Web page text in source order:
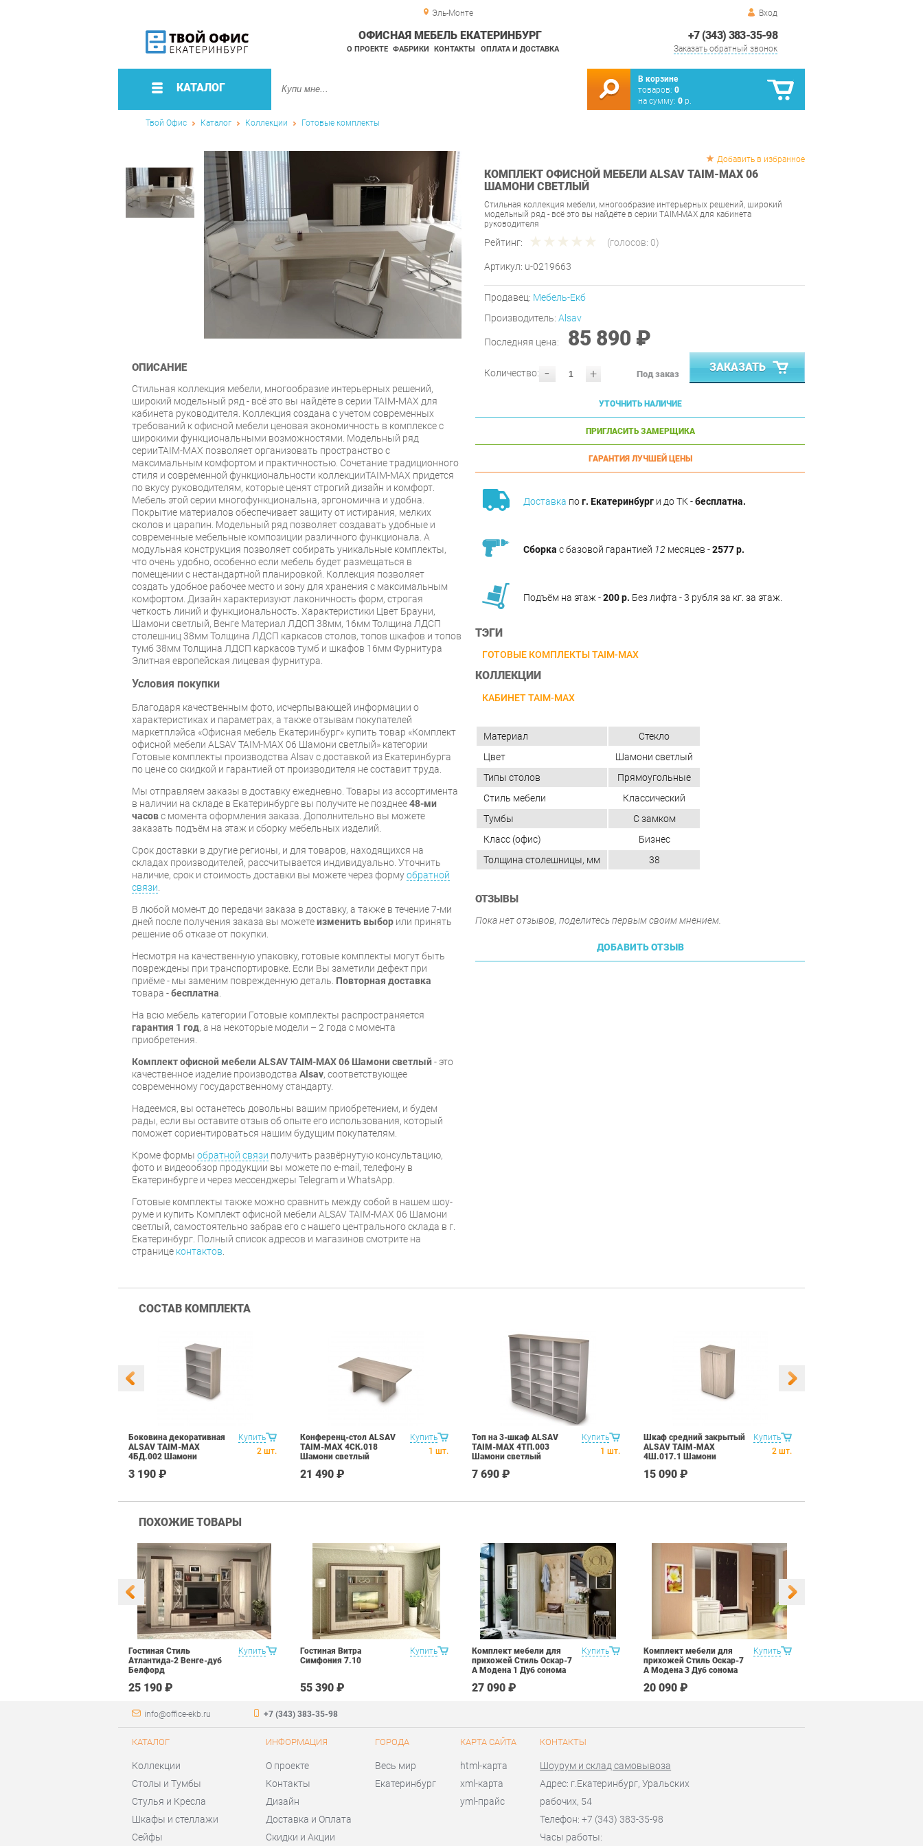
Эль-Монте Вход
+7 (343) 383-35-98
Заказать обратный звонок
ОФИСНАЯ МЕБЕЛЬ ЕКАТЕРИНБУРГ
О ПРОЕКТЕ ФАБРИКИ КОНТАКТЫ ОПЛАТА И ДОСТАВКА
КАТАЛОГ
В корзине
товаров: 0
на сумму: 0 р.
Твой Офис Каталог Коллекции Готовые комплекты
Добавить в избранное
КОМПЛЕКТ ОФИСНОЙ МЕБЕЛИ ALSAV TAIM-MAX 06
ШАМОНИ СВЕТЛЫЙ
Стильная коллекция мебели, многообразие интерьерных решений, широкий
модельный ряд - всё это вы найдёте в серии TAIM-MAX для кабинета
руководителя
Рейтинг: (голосов: 0)
Артикул: u-0219663
Продавец: Мебель-Екб
Производитель: Alsav
Последняя цена: 85 890 ₽
- +
Количество: Под заказ
ЗАКАЗАТЬ
УТОЧНИТЬ НАЛИЧИЕ
ПРИГЛАСИТЬ ЗАМЕРЩИКА
ГАРАНТИЯ ЛУЧШЕЙ ЦЕНЫ
Доставка пог. Екатеринбург и до ТК -бесплатна.
Сборка с базовой гарантией 12 месяцев -2577 р.
Подъём на этаж -200 р. Без лифта - 3 рубля за кг. за этаж.
ТЭГИ
ГОТОВЫЕ КОМПЛЕКТЫ TAIM-MAX
КОЛЛЕКЦИИ
КАБИНЕТ TAIM-MAX
ОПИСАНИЕ
Стильная коллекция мебели, многообразие интерьерных решений,
широкий модельный ряд - всё это вы найдёте в серии TAIM-MAX для
кабинета руководителя. Коллекция создана с учетом современных
требований к офисной мебели ценовая экономичность в комплексе с
широкими функциональными возможностями. Модельный ряд
серииTAIM-MAX позволяет организовать пространство с
максимальным комфортом и практичностью. Сочетание традиционного
стиля и современной функциональности коллекцииTAIM-MAX придется
по вкусу руководителям, которые ценят строгий дизайн и комфорт.
Мебель этой серии многофункциональна, эргономична и удобна.
Покрытие материалов обеспечивает защиту от истирания, мелких
сколов и царапин. Модельный ряд позволяет создавать удобные и
современные мебельные композиции различного функционала. А
модульная конструкция позволяет собирать уникальные комплекты,
что очень удобно, особенно если мебель будет размещаться в
помещении с нестандартной планировкой. Коллекция позволяет
создать удобное рабочее место и зону для хранения с максимальным
комфортом. Дизайн характеризуют лаконичность форм, строгая
четкость линий и функциональность. Характеристики Цвет Брауни,
Шамони светлый, Венге Материал ЛДСП 38мм, 16мм Толщина ЛДСП
столешниц 38мм Толщина ЛДСП каркасов столов, топов шкафов и топов
тумб 38мм Толщина ЛДСП каркасов тумб и шкафов 16мм Фурнитура
Элитная европейская лицевая фурнитура.
Условия покупки
Благодаря качественным фото, исчерпывающей информации о
характеристиках и параметрах, а также отзывам покупателей
маркетплэйса «Офисная мебель Екатеринбург» купить товар «Комплект
офисной мебели ALSAV TAIM-MAX 06 Шамони светлый» категории
Готовые комплекты производства Alsav с доставкой из Екатеринбурга
по цене со скидкой и гарантией от производителя не составит труда.
Мы отправляем заказы в доставку ежедневно. Товары из ассортимента
в наличии на складе в Екатеринбурге вы получите не позднее48-ми
часовс момента оформления заказа. Дополнительно вы можете
заказать подъём на этаж и сборку мебельных изделий.
Срок доставки в другие регионы, и для товаров, находящихся на
складах производителей, рассчитывается индивидуально. Уточнить
наличие, срок и стоимость доставки вы можете через формуобратной
связи.
В любой момент до передачи заказа в доставку, а также в течение 7-ми
дней после получения заказа вы можетеизменить выбор или принять
решение об отказе от покупки.
Несмотря на качественную упаковку, готовые комплекты могут быть
повреждены при транспортировке. Если Вы заметили дефект при
приёме - мы заменим поврежденную деталь. Повторная доставка
товара -бесплатна.
На всю мебель категории Готовые комплекты распространяется
гарантия 1 год, а на некоторые модели – 2 года с момента
приобретения.
Комплект офисной мебели ALSAV TAIM-MAX 06 Шамони светлый- это
качественное изделие производства Alsav, соответствующее
современному государственному стандарту.
Надеемся, вы останетесь довольны вашим приобретением, и будем
рады, если вы оставите отзыв об опыте его использования, который
поможет сориентироваться нашим будущим покупателям.
Кроме формы обратной связи получить развёрнутую консультацию,
фото и видеообзор продукции вы можете по e-mail, телефону в
Екатеринбурге и через мессенджеры Telegram и WhatsApp.
Готовые комплекты также можно сравнить между собой в нашем шоу-
руме и купить Комплект офисной мебели ALSAV TAIM-MAX 06 Шамони
светлый, самостоятельно забрав его с нашего центрального склада в г.
Екатеринбург. Полный список адресов и магазинов смотрите на
странице контактов.
Материал
Стекло
Цвет
Шамони светлый
Типы столов
Прямоугольные
Стиль мебели
Классический
Тумбы
С замком
Класс (офис)
Бизнес
Толщина столешницы, мм
38
ОТЗЫВЫ
Пока нет отзывов, поделитесь первым своим мнением.
ДОБАВИТЬ ОТЗЫВ
СОСТАВ КОМПЛЕКТА
Купить
Боковина декоративная
ALSAV TAIM-MAX
4БД.002 Шамони
3 190 ₽
2 шт.
Купить
Конференц-стол ALSAV
TAIM-MAX 4СК.018
Шамони светлый
21 490 ₽
1 шт.
Купить
Топ на 3-шкаф ALSAV
TAIM-MAX 4ТП.003
Шамони светлый
7 690 ₽
1 шт.
Купить
Шкаф средний закрытый
ALSAV TAIM-MAX
4Ш.017.1 Шамони
15 090 ₽
2 шт.
ПОХОЖИЕ ТОВАРЫ
Купить
Гостиная Стиль
Атлантида-2 Венге-дуб
Белфорд
25 190 ₽
Купить
Гостиная Витра
Симфония 7.10
55 390 ₽
Купить
Комплект мебели для
прихожей Стиль Оскар-7
А Модена 1 Дуб сонома
27 090 ₽
Купить
Комплект мебели для
прихожей Стиль Оскар-7
А Модена 3 Дуб сонома
20 090 ₽
info@office-ekb.ru +7 (343) 383-35-98
КАТАЛОГ
Коллекции
Столы и Тумбы
Стулья и Кресла
Шкафы и стеллажи
Сейфы
ИНФОРМАЦИЯ
О проекте
Контакты
Дизайн
Доставка и Оплата
Скидки и Акции
ГОРОДА
Весь мир
Екатеринбург
КАРТА САЙТА
html-карта
xml-карта
yml-прайс
КОНТАКТЫ
Шоурум и склад самовывоза
Адрес: г.Екатеринбург, Уральских
рабочих, 54
Телефон: +7 (343) 383-35-98
Часы работы: